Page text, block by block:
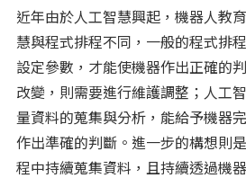
近年由於人工智慧興起，機器人教
慧與程式排程不同，一般的程式排
設定參數，才能使機器作出正確的
改變，則需要進行維護調整；人工
量資料的蒐集與分析，能給予機器
作出準確的判斷。進一步的構想則
程中持續蒐集資料，且持續透過機